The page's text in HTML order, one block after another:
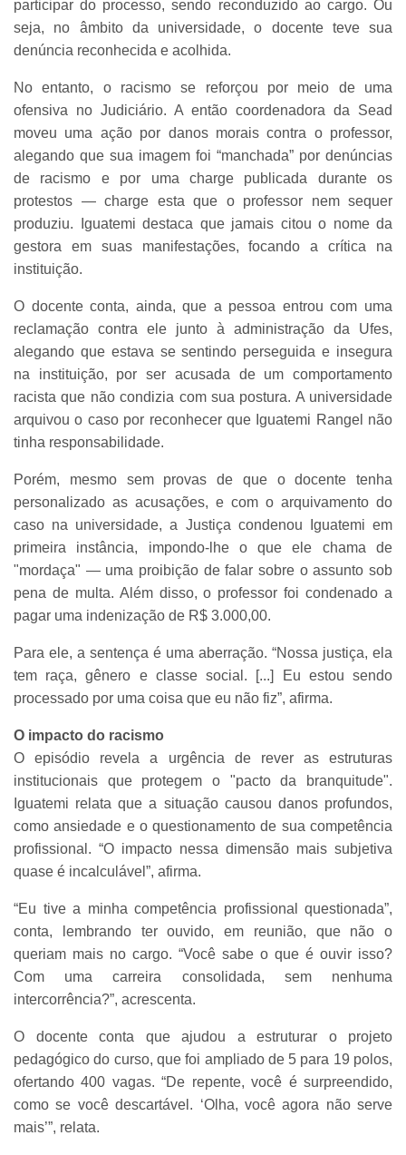
participar do processo, sendo reconduzido ao cargo. Ou
seja, no âmbito da universidade, o docente teve sua
denúncia reconhecida e acolhida.
No entanto, o racismo se reforçou por meio de uma
ofensiva no Judiciário. A então coordenadora da Sead
moveu uma ação por danos morais contra o professor,
alegando que sua imagem foi “manchada” por denúncias
de racismo e por uma charge publicada durante os
protestos — charge esta que o professor nem sequer
produziu. Iguatemi destaca que jamais citou o nome da
gestora em suas manifestações, focando a crítica na
instituição.
O docente conta, ainda, que a pessoa entrou com uma
reclamação contra ele junto à administração da Ufes,
alegando que estava se sentindo perseguida e insegura
na instituição, por ser acusada de um comportamento
racista que não condizia com sua postura. A universidade
arquivou o caso por reconhecer que Iguatemi Rangel não
tinha responsabilidade.
Porém, mesmo sem provas de que o docente tenha
personalizado as acusações, e com o arquivamento do
caso na universidade, a Justiça condenou Iguatemi em
primeira instância, impondo-lhe o que ele chama de
"mordaça" — uma proibição de falar sobre o assunto sob
pena de multa. Além disso, o professor foi condenado a
pagar uma indenização de R$ 3.000,00.
Para ele, a sentença é uma aberração. “Nossa justiça, ela
tem raça, gênero e classe social. [...] Eu estou sendo
processado por uma coisa que eu não fiz”, afirma.
O impacto do racismo
O episódio revela a urgência de rever as estruturas
institucionais que protegem o "pacto da branquitude".
Iguatemi relata que a situação causou danos profundos,
como ansiedade e o questionamento de sua competência
profissional. “O impacto nessa dimensão mais subjetiva
quase é incalculável”, afirma.
“Eu tive a minha competência profissional questionada”,
conta, lembrando ter ouvido, em reunião, que não o
queriam mais no cargo. “Você sabe o que é ouvir isso?
Com uma carreira consolidada, sem nenhuma
intercorrência?”, acrescenta.
O docente conta que ajudou a estruturar o projeto
pedagógico do curso, que foi ampliado de 5 para 19 polos,
ofertando 400 vagas. “De repente, você é surpreendido,
como se você descartável. ‘Olha, você agora não serve
mais’”, relata.